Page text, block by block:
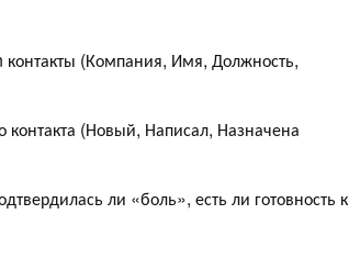
(Компания, Имя, Должность,
контакта (Новый, Написал, Назначена
ли «боль», есть ли готовность к